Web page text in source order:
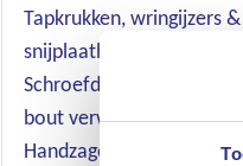
Tapkrukken, wringijzers &
snijplaathouders
Schroefdraad reparatie &
bout verwijdersets
Handzagen